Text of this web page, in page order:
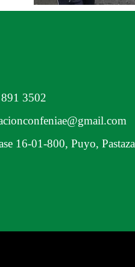
3502‬
16-01-800, Puyo, Pastaza